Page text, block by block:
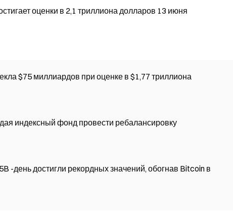
оценки в 2,1 триллиона долларов 13 июня
$75 миллиардов при оценке в $1,77 триллиона
$250B спрос, вынуждая индексный фонд провести ребалансировку
-день достигли рекордных значений, обогнав Bitcoin в